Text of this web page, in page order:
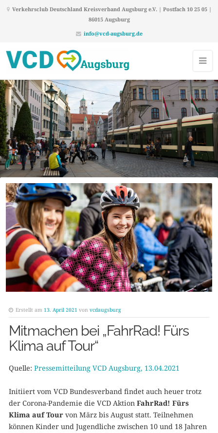
Verkehrsclub Deutschland Kreisverband Augsburg e.V. | Postfach 10 25 05 |
86015 Augsburg
info@vcd-augsburg.de
Erstellt am 13. April 2021 von vcdaugsburg
Mitmachen bei „FahrRad! Fürs
Klima auf Tour“
Quelle: Pressemitteilung VCD Augsburg, 13.04.2021
Initiiert vom VCD Bundesverband findet auch heuer trotz
der Corona-Pandemie die VCD Aktion FahrRad! Fürs
Klima auf Tourvon März bis August statt. Teilnehmen
können Kinder und Jugendliche zwischen 10 und 18 Jahren